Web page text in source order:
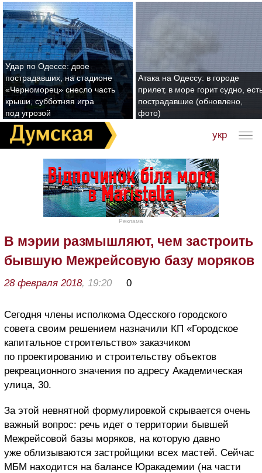
Удар по Одессе: двое
пострадавших, на стадионе
«Черноморец» снесло часть
крыши, субботняя игра
под угрозой
Атака на Одессу: в городе
прилет, в море горит судно,
пострадавшие (обновлено,
фото)
укр
Реклама
В мэрии размышляют, чем застроить
бывшую Межрейсовую базу моряков
28 февраля 2018, 19:20 0
Сегодня члены исполкома Одесского городского
совета своим решением назначили КП «Городское
капитальное строительство» заказчиком
по проектированию и строительству объектов
рекреационного значения по адресу Академическая
улица, 30.
За этой невнятной формулировкой скрывается очень
важный вопрос: речь идет о территории бывшей
Межрейсовой базы моряков, на которую давно
уже облизываются застройщики всех мастей. Сейчас
МБМ находится на балансе Юракадемии (на части